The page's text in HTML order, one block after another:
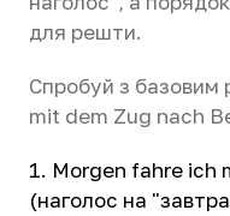
для решти.
Спробуй з базовим
mit dem Zug nach
Morgen fahre ich
(наголос на